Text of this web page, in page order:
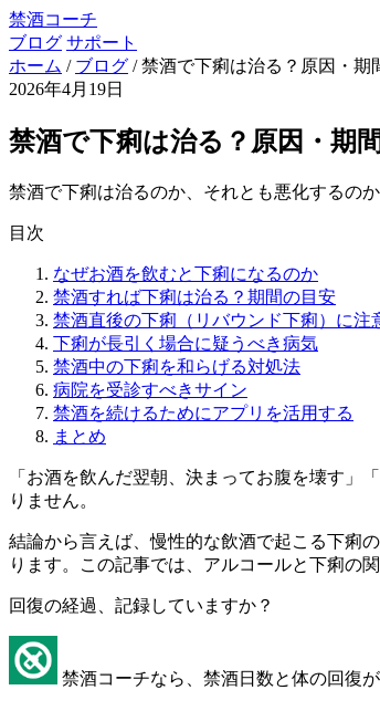
禁酒コーチ
ブログ サポート
ホーム / ブログ / 禁酒で下痢は治る？原因・期
2026年4月19日
禁酒で下痢は治る？原因・期
禁酒で下痢は治るのか、それとも悪化するの
目次
なぜお酒を飲むと下痢になるのか
禁酒すれば下痢は治る？期間の目安
禁酒直後の下痢（リバウンド下痢）に注
下痢が長引く場合に疑うべき病気
禁酒中の下痢を和らげる対処法
病院を受診すべきサイン
禁酒を続けるためにアプリを活用する
まとめ
「お酒を飲んだ翌朝、決まってお腹を壊す
りません。
結論から言えば、慢性的な飲酒で起こる下痢
ります。この記事では、アルコールと下痢の
回復の経過、記録していますか？
禁酒コーチなら、禁酒日数と体の回復